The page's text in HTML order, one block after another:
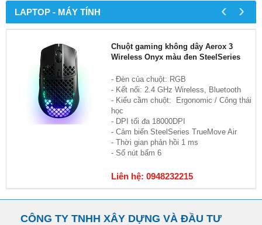
LAPTOP - MÁY TÍNH
Chuột gaming không dây Aerox 3
Wireless Onyx màu đen SteelSeries
- Đèn của chuột: RGB
- Kết nối: 2.4 GHz Wireless, Bluetooth
- Kiểu cầm chuột: Ergonomic / Công thái
học
- DPI tối đa 18000DPI
- Cảm biến SteelSeries TrueMove Air
- Thời gian phản hồi 1 ms
- Số nút bấm 6
Liên hệ: 0948232215
‹ ›
CÔNG TY TNHH XÂY DỰNG VÀ ĐẦU TƯ